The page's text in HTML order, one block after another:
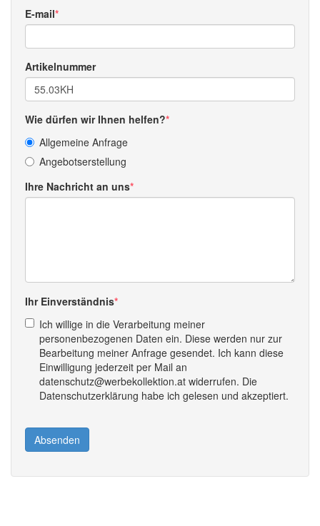
E-mail
Artikelnummer
Wie dürfen wir Ihnen helfen?
Allgemeine Anfrage
Angebotserstellung
Ihre Nachricht an uns
Ihr Einverständnis
Ich willige in die Verarbeitung meiner
personenbezogenen Daten ein. Diese werden nur zur
Bearbeitung meiner Anfrage gesendet. Ich kann diese
Einwilligung jederzeit per Mail an
datenschutz@werbekollektion.at widerrufen. Die
Datenschutzerklärung habe ich gelesen und akzeptiert.
Absenden